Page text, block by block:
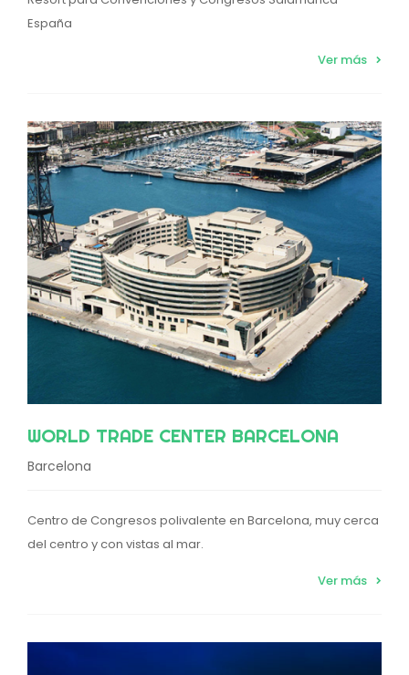
España
Ver más
WORLD TRADE CENTER BARCELONA
Barcelona
Centro de Congresos polivalente en Barcelona, muy cerca
del centro y con vistas al mar.
Ver más